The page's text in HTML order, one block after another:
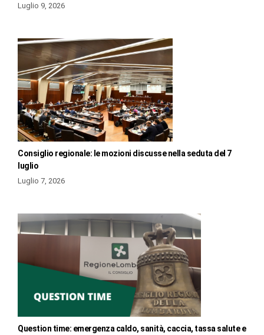
Luglio 9, 2026
Consiglio regionale: le mozioni discusse nella seduta del 7
luglio
Luglio 7, 2026
Question time: emergenza caldo, sanità, caccia, tassa salute e